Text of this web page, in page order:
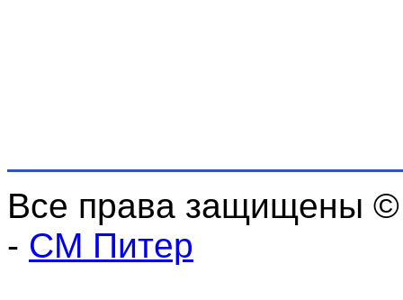
Все права защищены
- СМ Питер